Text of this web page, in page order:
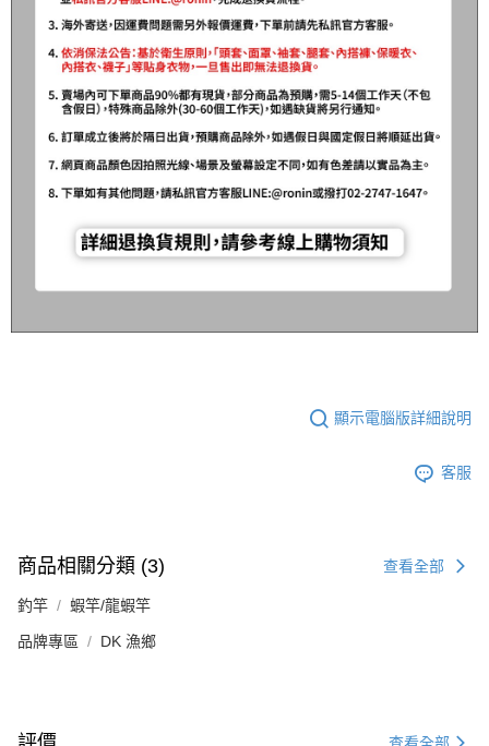
顯示電腦版詳細說明
客服
商品相關分類 (3) 查看全部
釣竿 蝦竿/龍蝦竿
品牌專區 DK 漁鄉